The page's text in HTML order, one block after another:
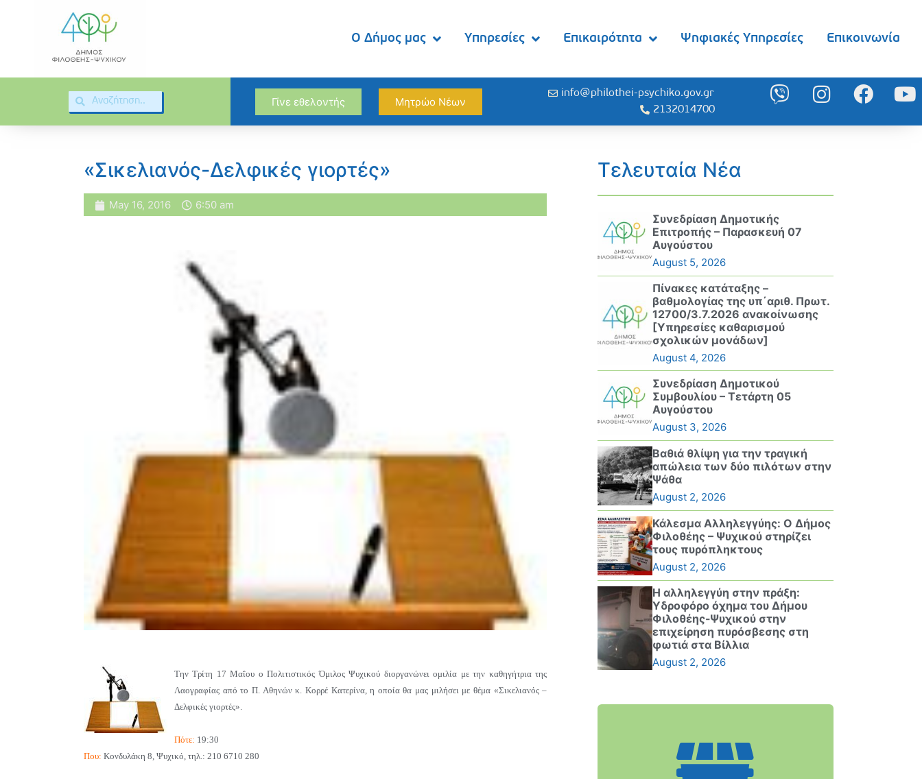
Ο Δήμος μας Υπηρεσίες Επικαιρότητα Ψηφιακές Υπηρεσίες Επικοινωνία
Γίνε εθελοντής Μητρώο Νέων
info@philothei-psychiko.gov.gr
2132014700
«Σικελιανός-Δελφικές γιορτές»
May 16, 2016 6:50 am
Την Τρίτη 17 Μαΐου ο Πολιτιστικός Όμιλος Ψυχικού διοργανώνει ομιλία με την καθηγήτρια της
Λαογραφίας από το Π. Αθηνών κ. Κορρέ Κατερίνα, η οποία θα μας μιλήσει με θέμα «Σικελιανός –
Δελφικές γιορτές».
Πότε: 19:30
Που: Κονδυλάκη 8, Ψυχικό, τηλ.: 210 6710 280
Τελευταία Νέα
Συνεδρίαση Δημοτικής
Επιτροπής – Παρασκευή 07
Αυγούστου
August 5, 2026
Πίνακες κατάταξης –
βαθμολογίας της υπ΄αριθ. Πρωτ.
12700/3.7.2026 ανακοίνωσης
[Υπηρεσίες καθαρισμού
σχολικών μονάδων]
August 4, 2026
Συνεδρίαση Δημοτικού
Συμβουλίου – Τετάρτη 05
Αυγούστου
August 3, 2026
Βαθιά θλίψη για την τραγική
απώλεια των δύο πιλότων στην
Ψάθα
August 2, 2026
Κάλεσμα Αλληλεγγύης: Ο Δήμος
Φιλοθέης – Ψυχικού στηρίζει
τους πυρόπληκτους
August 2, 2026
Η αλληλεγγύη στην πράξη:
Υδροφόρο όχημα του Δήμου
Φιλοθέης-Ψυχικού στην
επιχείρηση πυρόσβεσης στη
φωτιά στα Βίλλια
August 2, 2026